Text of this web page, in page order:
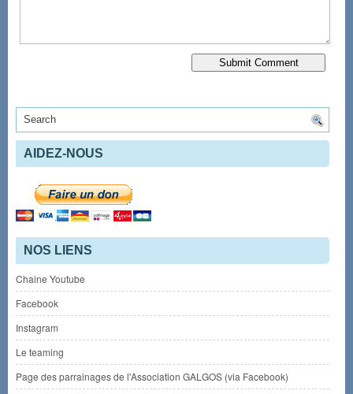
AIDEZ-NOUS
NOS LIENS
Chaine Youtube
Facebook
Instagram
Le teaming
Page des parrainages de l'Association GALGOS (via Facebook)